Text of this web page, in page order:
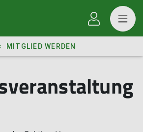
MITGLIED WERDEN